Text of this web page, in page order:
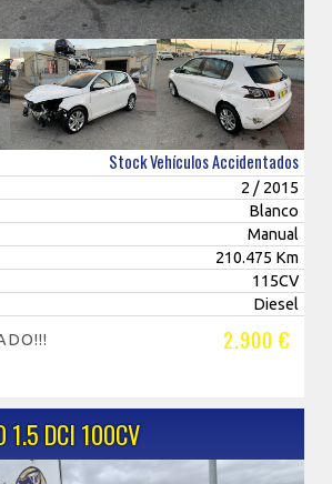
Stock Vehículos Accidentados
2 / 2015
Blanco
Manual
210.475 Km
115CV
Diesel
2.900 €
1.5 DCI 100CV